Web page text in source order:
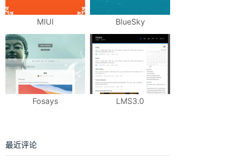
MIUI BlueSky
Fosays LMS3.0
最近评论